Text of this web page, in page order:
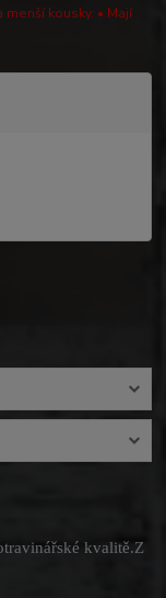
kousky. • Mají
kvalitě.Z